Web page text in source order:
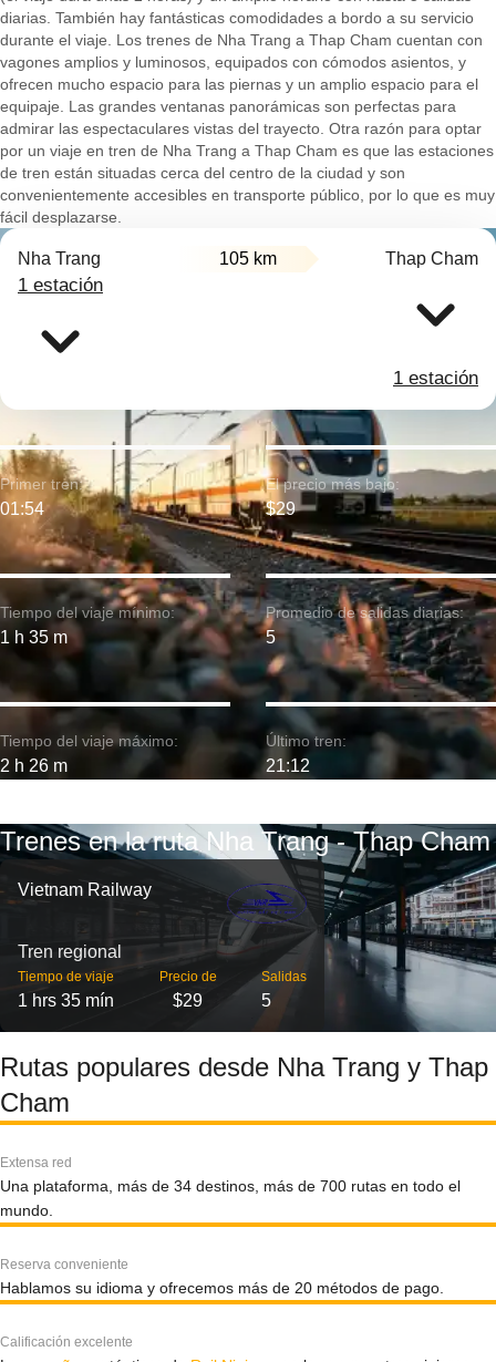
diarias. También hay fantásticas comodidades a bordo a su servicio
durante el viaje. Los trenes de Nha Trang a Thap Cham cuentan con
vagones amplios y luminosos, equipados con cómodos asientos, y
ofrecen mucho espacio para las piernas y un amplio espacio para el
equipaje. Las grandes ventanas panorámicas son perfectas para
admirar las espectaculares vistas del trayecto. Otra razón para optar
por un viaje en tren de Nha Trang a Thap Cham es que las estaciones
de tren están situadas cerca del centro de la ciudad y son
convenientemente accesibles en transporte público, por lo que es muy
fácil desplazarse.
Nha Trang 105 km Thap Cham
1 estación
1 estación
Tiempo del viaje mínimo:
1 h 35 m
Primer tren:
01:54
Tiempo del viaje máximo:
2 h 26 m
El precio más bajo:
$29
Promedio de salidas diarias:
5
Último tren:
21:12
Trenes en la ruta Nha Trang - Thap Cham
Vietnam Railway
Tren regional
Tiempo de viaje
1 hrs 35 mín
Precio de
$29
Salidas
5
Rutas populares desde Nha Trang y Thap
Cham
Extensa red
Una plataforma, más de 34 destinos, más de 700 rutas en todo el
mundo.
Reserva conveniente
Hablamos su idioma y ofrecemos más de 20 métodos de pago.
Calificación excelente